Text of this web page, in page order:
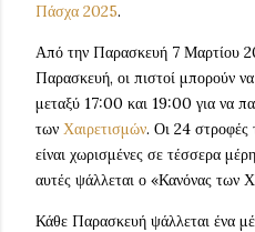
Πάσχα 2025.
Από την Παρασκευή 7 Μαρτίου
Παρασκευή, οι πιστοί μπορούν
μεταξύ 17:00 και 19:00 για να
των Χαιρετισμών. Οι 24 στροφές
είναι χωρισμένες σε τέσσερα
αυτές ψάλλεται ο «Κανόνας των
Κάθε Παρασκευή ψάλλεται ένα